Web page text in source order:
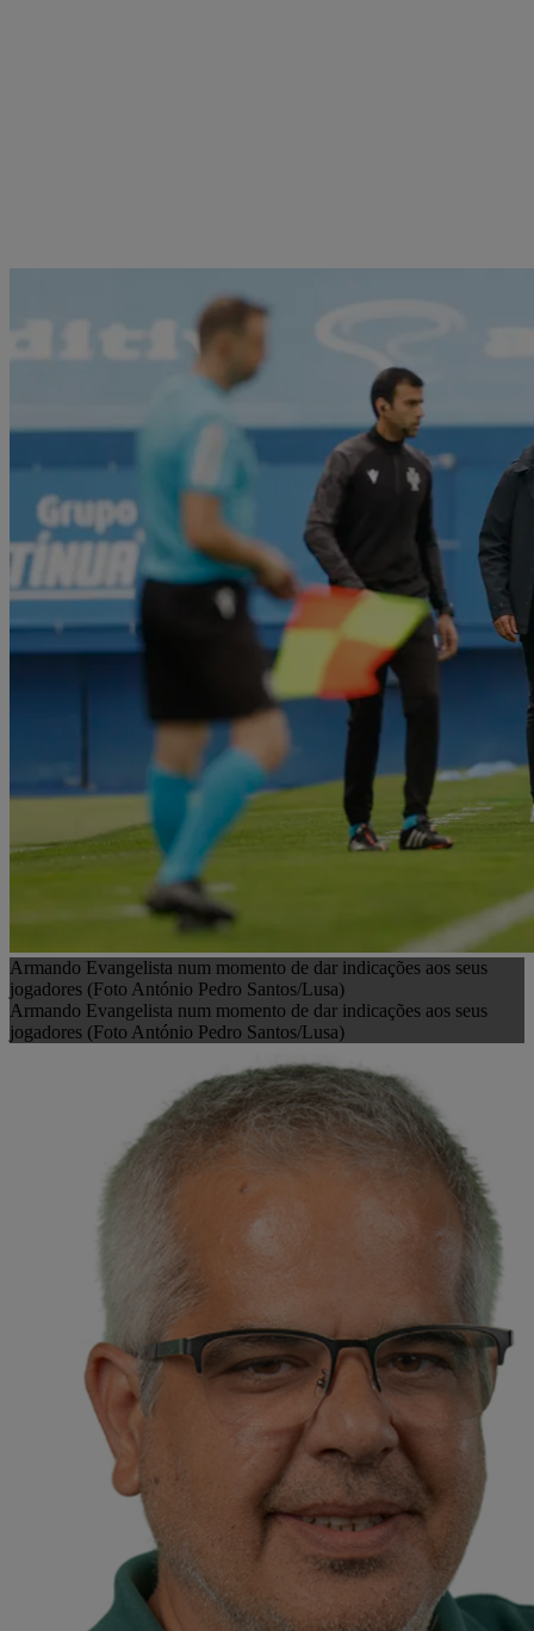
Armando Evangelista num momento de dar indicações aos seus
jogadores (Foto António Pedro Santos/Lusa)
Armando Evangelista num momento de dar indicações aos seus
jogadores (Foto António Pedro Santos/Lusa)